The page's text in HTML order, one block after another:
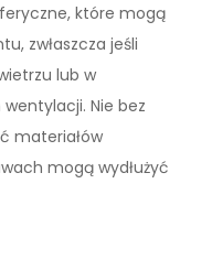
które mogą
zwłaszcza jeśli
lub w
Nie bez
materiałów
mogą wydłużyć